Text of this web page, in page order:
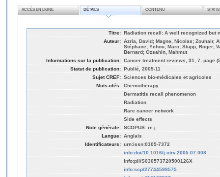
ACCÈS EN LIGNE DÉTAILS CONTENU
Titre: Radiation recall: A well recognized but
Auteur: Azria, David; Magne, Nicolas; Zouhair,
Stéphane; Ychou, Marc; Stupp, Roger;
Bernard; Ozsahin, Mahmut
Informations sur la publication: Cancer treatment reviews, 31, 7, page
Statut de publication: Publié, 2005-11
Sujet CREF: Sciences bio-médicales et agricoles
Mots-clés: Chemotherapy
Dermatitis recall phenomenon
Radiation
Rare cancer network
Side effects
Note générale: SCOPUS: re.j
Langue: Anglais
Identificateurs: urn:issn:0305-7372
info:doi/10.1016/j.ctrv.2005.07.008
info:pii/S030573720500126X
info:scp/27744599575